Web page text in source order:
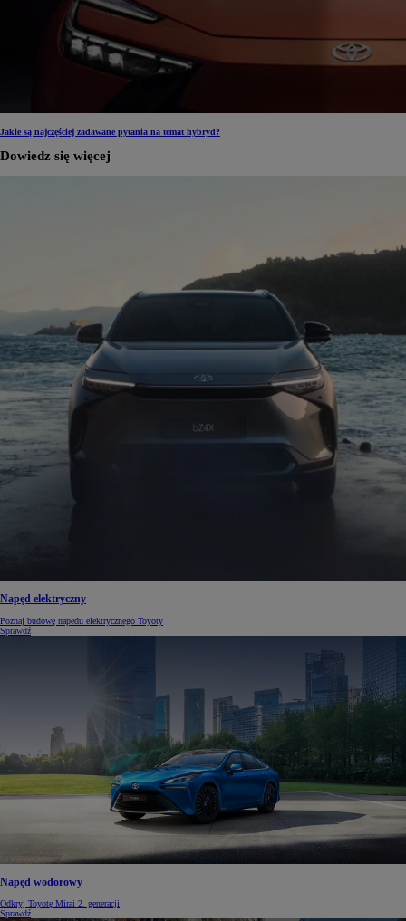
Jakie są najczęściej zadawane pytania na temat hybryd?
Dowiedz się więcej
Napęd elektryczny
Poznaj budowę napedu elektrycznego Toyoty
Sprawdź
Napęd wodorowy
Odkryj Toyotę Mirai 2. generacji
Sprawdź